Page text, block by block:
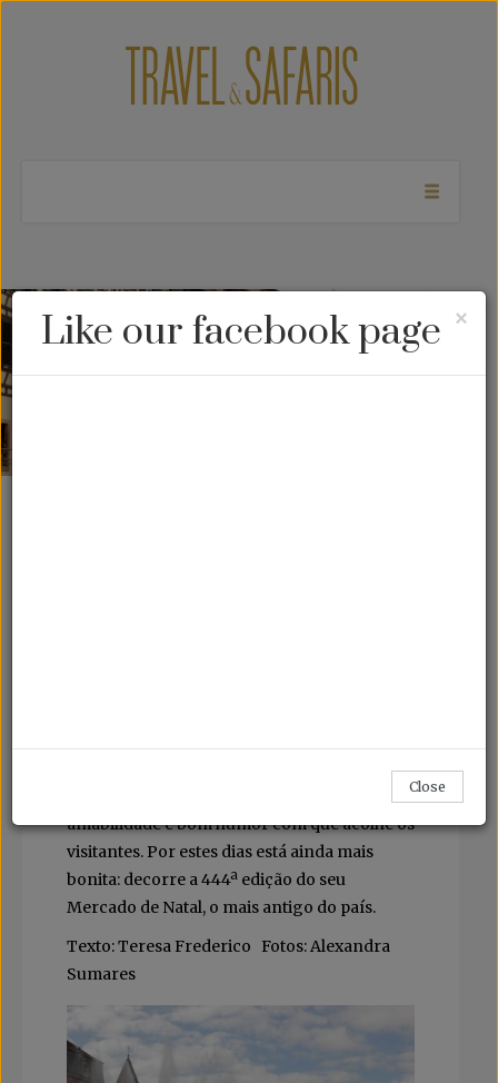
amabilidade e bom humor com que acolhe os
visitantes. Por estes dias está ainda mais
bonita: decorre a 444ª edição do seu
Mercado de Natal, o mais antigo do país.
Texto: Teresa Frederico Fotos: Alexandra
Sumares
×
Like our facebook page
Close